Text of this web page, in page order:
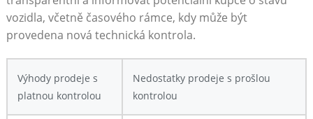
vozidla, včetně časového rámce, kdy může být
provedena nová technická kontrola.
Výhody prodeje s
platnou kontrolou
Nedostatky prodeje s prošlou
kontrolou